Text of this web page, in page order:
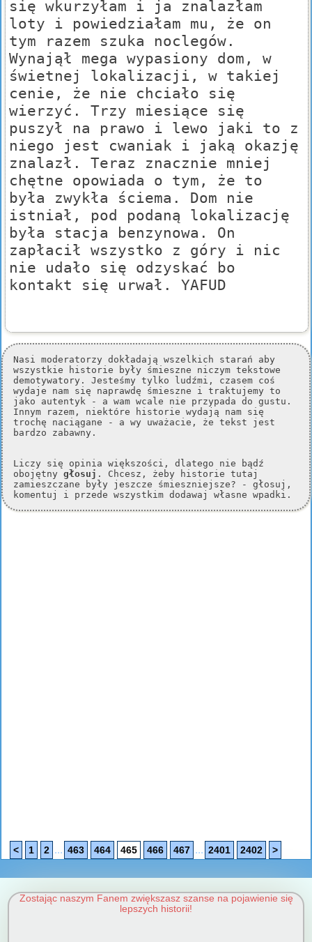
się wkurzyłam i ja znalazłam
loty i powiedziałam mu, że on
tym razem szuka noclegów.
Wynajął mega wypasiony dom, w
świetnej lokalizacji, w takiej
cenie, że nie chciało się
wierzyć. Trzy miesiące się
puszył na prawo i lewo jaki to z
niego jest cwaniak i jaką okazję
znalazł. Teraz znacznie mniej
chętne opowiada o tym, że to
była zwykła ściema. Dom nie
istniał, pod podaną lokalizację
była stacja benzynowa. On
zapłacił wszystko z góry i nic
nie udało się odzyskać bo
kontakt się urwał. YAFUD
Nasi moderatorzy dokładają wszelkich starań aby
wszystkie historie były śmieszne niczym tekstowe
demotywatory. Jesteśmy tylko ludźmi, czasem coś
wydaje nam się naprawdę śmieszne i traktujemy to
jako autentyk - a wam wcale nie przypada do gustu.
Innym razem, niektóre historie wydają nam się
trochę naciągane - a wy uważacie, że tekst jest
bardzo zabawny.
Liczy się opinia większości, dlatego nie bądź
obojętny głosuj . Chcesz, żeby historie tutaj
zamieszczane były jeszcze śmieszniejsze? - głosuj,
komentuj i przede wszystkim dodawaj własne wpadki.
< 1 2 ... 463 464 465 466 467 ... 2401 2402 >
Zostając naszym Fanem zwiększasz szanse na pojawienie się
lepszych historii!